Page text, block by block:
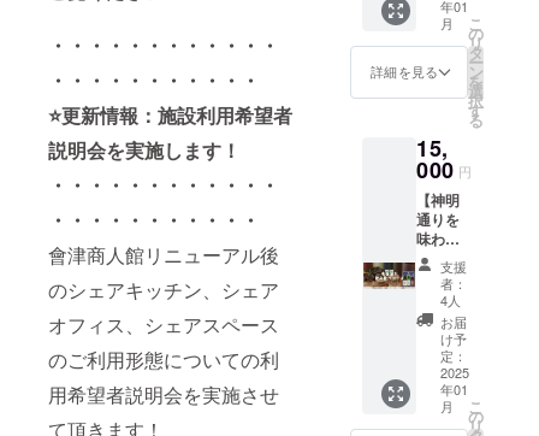
・・・・・・・・・・・・
・・・・・・・・・・・
⭐️更新情報：施設利用希望者
説明会を実施します！
・・・・・・・・・・・・
・・・・・・・・・・・
會津商人館リニューアル後
のシェアキッチン、シェア
オフィス、シェアスペース
のご利用形態についての利
用希望者説明会を実施させ
て頂きます！
くださ
は郵送
しま
オリジ
ナル商
・発送
時期：
2025年
1月頃に
郵送 ・
対象店
舗：神
明通り
約50店
舗で使
用可能
・有効
期限：
2025年
12月末
らの関
係者の
熱い想
いと施
ストー
リー
に、ご
支援頂
いた方
のお名
（ニッ
クネー
ム）を
掲載し
ます（※
ストー
リー
イセン
スなラ
イフス
タイル
プ
「AND
PERCE
NT」の
厳選ア
イテム
「POT
SET」
をご提
供！ カ
フェ
カップ
をモ
チーフ
にした
える！
「オリ
ジナル
商品券
5,000円
分」を
供！初
めての
方も、
訪れた
ことが
ある方
にも
ピッタ
リのお
楽しみ
コース
です。
・開業
サポー
ターと
年01
月
詳細を見る
こ
の
リ
タ
ー
ン
を
選
択
す
る
15,
000 円
【神明
通りを
味わ
う！老
舗スー
パー リ
オン・
ドール
厳選
「定
番！地
酒 榮川
飲み比
支援
者：
4人
お届
け予
定：
2025
年01
月
こ
の
リ